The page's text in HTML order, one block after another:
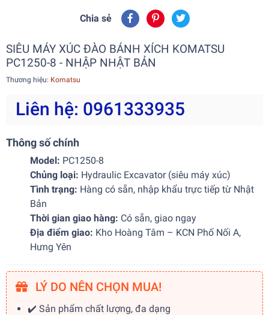
Chia sẻ
SIÊU MÁY XÚC ĐÀO BÁNH XÍCH KOMATSU
PC1250-8 - NHẬP NHẬT BẢN
Thương hiệu: Komatsu
Liên hệ: 0961333935
Thông số chính
Model: PC1250-8
Chủng loại: Hydraulic Excavator (siêu máy xúc)
Tình trạng: Hàng có sẵn, nhập khẩu trực tiếp từ Nhật
Bản
Thời gian giao hàng: Có sẵn, giao ngay
Địa điểm giao: Kho Hoàng Tâm – KCN Phố Nối A,
Hưng Yên
LÝ DO NÊN CHỌN MUA!
✔️ Sản phẩm chất lượng, đa dạng